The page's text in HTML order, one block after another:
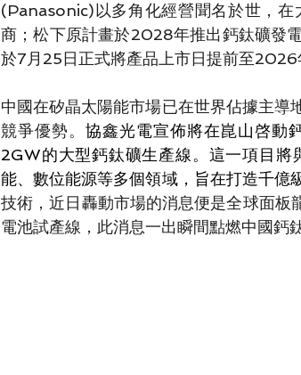
(Panasonic)以多角化經營聞名於世，
商；松下原計畫於2028年推出鈣鈦礦發
於7月25日正式將產品上市日提前至2026
中國在矽晶太陽能市場已在世界佔據主導
競爭優勢。 協鑫光電宣佈將在崑山啓動
2GW的大型鈣鈦礦生產線。這一項目
能、數位能源等多個領域，旨在打造千億
技術，近日轟動市場的消息便是全球面板
電池試產線，此消息一出瞬間點燃中國鈣